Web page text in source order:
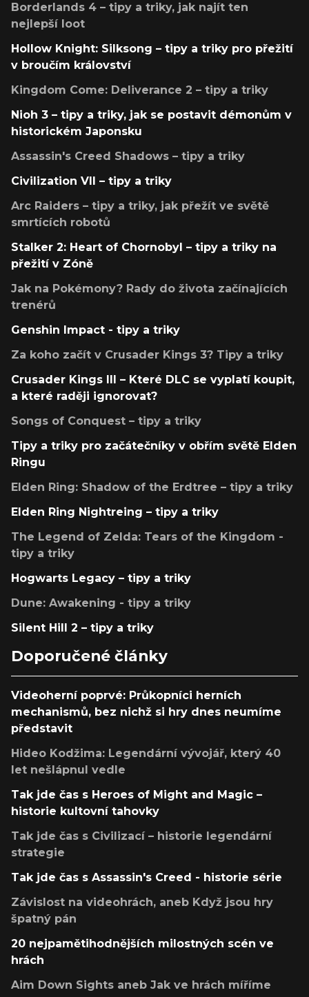
Borderlands 4 – tipy a triky, jak najít ten
nejlepší loot
Hollow Knight: Silksong – tipy a triky pro přežití
v broučím království
Kingdom Come: Deliverance 2 – tipy a triky
Nioh 3 – tipy a triky, jak se postavit démonům v
historickém Japonsku
Assassin's Creed Shadows – tipy a triky
Civilization VII – tipy a triky
Arc Raiders – tipy a triky, jak přežít ve světě
smrtících robotů
Stalker 2: Heart of Chornobyl – tipy a triky na
přežití v Zóně
Jak na Pokémony? Rady do života začínajících
trenérů
Genshin Impact - tipy a triky
Za koho začít v Crusader Kings 3? Tipy a triky
Crusader Kings III – Které DLC se vyplatí koupit,
a které raději ignorovat?
Songs of Conquest – tipy a triky
Tipy a triky pro začátečníky v obřím světě Elden
Ringu
Elden Ring: Shadow of the Erdtree – tipy a triky
Elden Ring Nightreing – tipy a triky
The Legend of Zelda: Tears of the Kingdom -
tipy a triky
Hogwarts Legacy – tipy a triky
Dune: Awakening - tipy a triky
Silent Hill 2 – tipy a triky
Doporučené články
Videoherní poprvé: Průkopníci herních
mechanismů, bez nichž si hry dnes neumíme
představit
Hideo Kodžima: Legendární vývojář, který 40
let nešlápnul vedle
Tak jde čas s Heroes of Might and Magic –
historie kultovní tahovky
Tak jde čas s Civilizací – historie legendární
strategie
Tak jde čas s Assassin's Creed - historie série
Závislost na videohrách, aneb Když jsou hry
špatný pán
20 nejpamětihodnějších milostných scén ve
hrách
Aim Down Sights aneb Jak ve hrách míříme